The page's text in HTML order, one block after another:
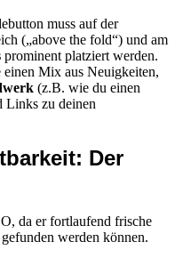
muss auf der
(„above the fold“) und am
prominent platziert werden.
Mix aus Neuigkeiten,
(z.B. wie du einen
Links zu deinen
Der
da er fortlaufend frische
werden können.